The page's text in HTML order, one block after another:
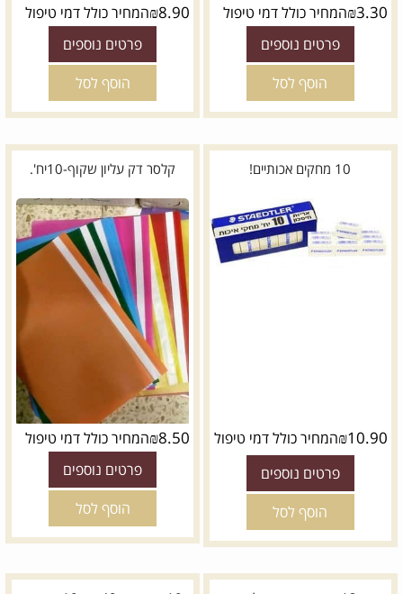
₪3.30 המחיר כולל דמי טיפול
פרטים נוספים
הוסף לסל
₪8.90 המחיר כולל דמי טיפול
פרטים נוספים
הוסף לסל
10 מחקים אכותיים!
₪10.90 המחיר כולל דמי טיפול
פרטים נוספים
הוסף לסל
קלסר דק עליון שקוף-10יח'.
₪8.50 המחיר כולל דמי טיפול
פרטים נוספים
הוסף לסל